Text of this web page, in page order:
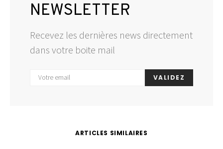
NEWSLETTER
Recevez les dernières news directement
dans votre boite mail
VALIDEZ
ARTICLES SIMILAIRES